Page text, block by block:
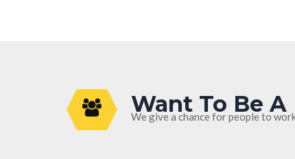
Want To Be A
We give a chance for people to